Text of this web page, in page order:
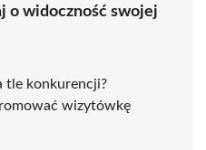
o widoczność swojej
tle konkurencji?
wizytówkę